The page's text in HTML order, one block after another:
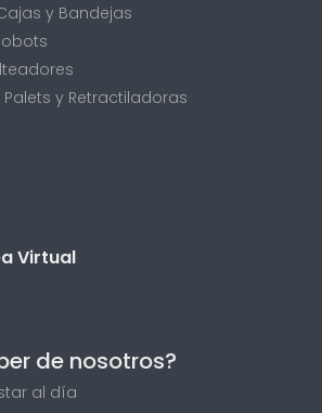
y Bandejas
y Retractiladoras
Virtual
de nosotros?
al día